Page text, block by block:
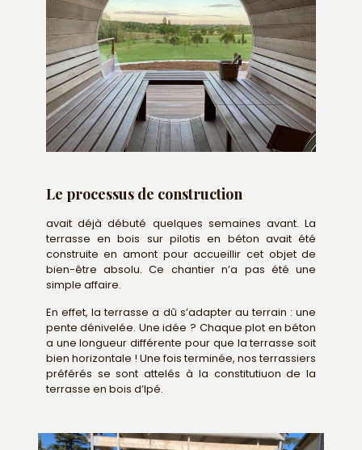
Le processus de construction
avait déjà débuté quelques semaines avant. La
terrasse en bois sur pilotis en béton avait été
construite en amont pour accueillir cet objet de
bien-être absolu. Ce chantier n’a pas été une
simple affaire.
En effet, la terrasse a dû s’adapter au terrain : une
pente dénivelée. Une idée ? Chaque plot en béton
a une longueur différente pour que la terrasse soit
bien horizontale ! Une fois terminée, nos terrassiers
préférés se sont attelés à la constitutiuon de la
terrasse en bois d’Ipé.